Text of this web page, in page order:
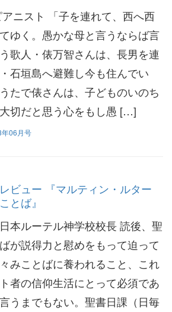
ニスト 「子を連れて、西へ西
ゆく。愚かな母と言うならば言
歌人・俵万智さんは、長男を連
石垣島へ避難し今も住んでい
たで俵さんは、子どものいのち
切だと思う心をもし愚 […]
06月号
ビュー 『マルティン・ルター
とば』
本ルーテル神学校校長 読後、聖
が説得力と慰めをもって迫って
みことばに養われること、これ
者の信仰生活にとって必須であ
うまでもない。聖書日課（日毎